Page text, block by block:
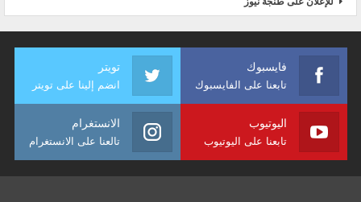
فايسبوك
تابعنا على الفايسبوك
تويتر
انضم إلينا على تويتر
اليوتيوب
تابعنا على اليوتيوب
الانستغرام
تالعنا على الانستغرام